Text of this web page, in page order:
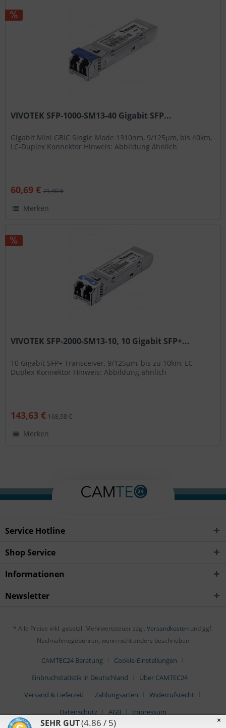
VIVOTEK SFP-1000-SM13-40 Gigabit SFP...
Gigabit Mini GBIC Single Mode 1310nm, 9/125μm, bis 40km,
LC-Duplex Konnektor Hinweis: Abbildung ähnlich
60,69 € 71,40 €
Merken
VIVOTEK SFP-2000-SM13-10, 10 Gigabit SFP+...
10 Gigabit SFP+ Transceiver, 9/125μm, bis zu 10km, LC-
Duplex Konnektor Hinweis: Abbildung ähnlich
143,63 € 168,98 €
Merken
Service Hotline
Shop Service
Informationen
Newsletter
* Alle Preise inkl. gesetzl. Mehrwertsteuer zzgl. Versandkosten und ggf.
Nachnahmegebühren, wenn nicht anders beschrieben
CAMTEC24 Beratung
Cookie-Einstellungen
Einbruchstatistik in Deutschland
Über CAMTEC24
Versand & Lieferzeit
Zahlungsarten
Widerrufsrecht
Datenschutz
AGB Impressum
×
SEHR GUT(4.86 / 5)